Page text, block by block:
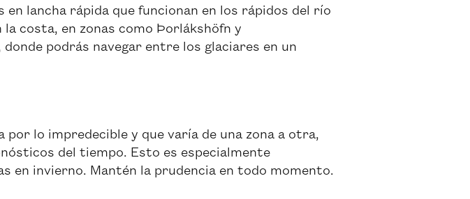
lancha rápida que funcionan en los rápidos del río
costa, en zonas como Þorlákshöfn y
podrás navegar entre los glaciares en un
lo impredecible y que varía de una zona a otra,
del tiempo. Esto es especialmente
invierno. Mantén la prudencia en todo momento.